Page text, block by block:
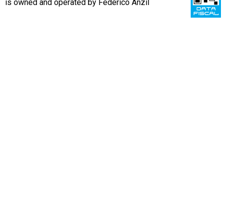
is owned and operated by Federico Anzil